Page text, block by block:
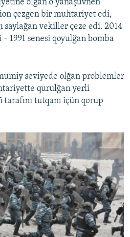
olğan o yanaşuvnen
çezgen bir muhtariyet edi,
saylağan vekiller çeze edi. 2014
1991 senesi qoyulğan bomba
seviyede olğan problemler
qurulğan yerli
tutqanı içün qorup